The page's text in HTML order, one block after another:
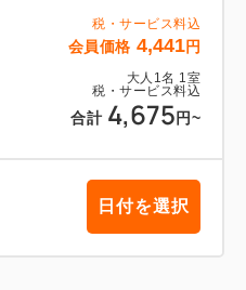
税・サービス料込
会員価格 4,441円
大人 1 名 1 室
税・サービス料込
合計 4,675 円~
日付を選択